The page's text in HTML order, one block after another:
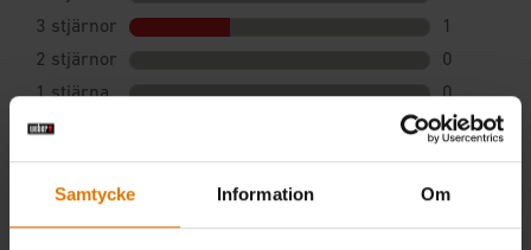
Samtycke Information Om